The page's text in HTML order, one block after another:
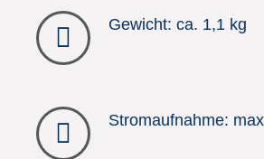
Gewicht: ca. 1,1 kg
Stromaufnahme: